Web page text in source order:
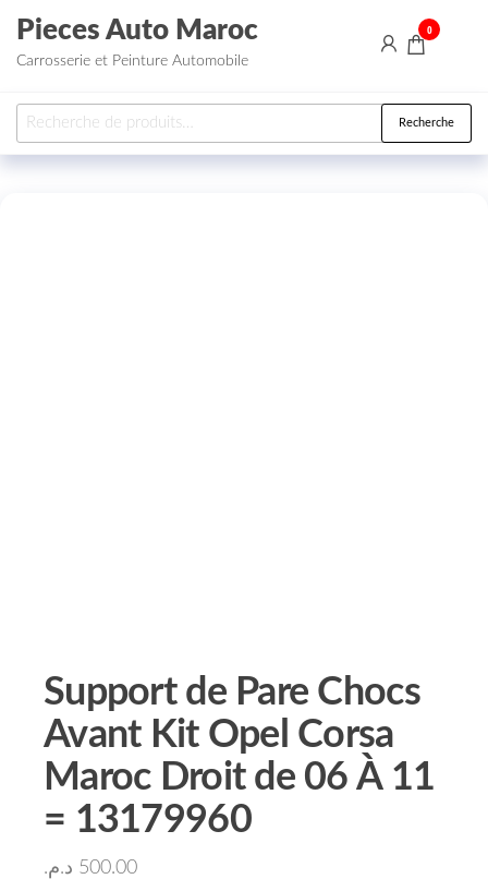
Aller au contenu
Pieces Auto Maroc
Carrosserie et Peinture Automobile
0
Recherche pour : Recherche
Support de Pare Chocs
Avant Kit Opel Corsa
Maroc Droit de 06 À 11
= 13179960
500.00 د.م.